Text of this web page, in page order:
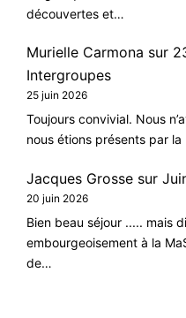
découvertes et…
Murielle Carmona sur
Intergroupes
25 juin 2026
Toujours convivial. Nous
nous étions présents par la
Jacques Grosse sur
20 juin 2026
Bien beau séjour ..... mais
embourgeoisement à la
de…